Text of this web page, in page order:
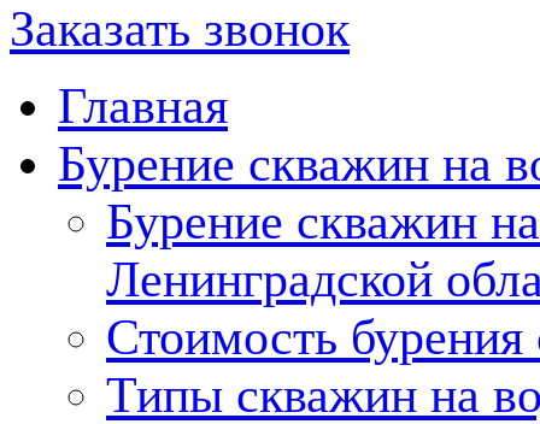
Заказать звонок
Главная
Бурение скважин на
Бурение скважин
Ленинградской
Стоимость
Типы скважин на